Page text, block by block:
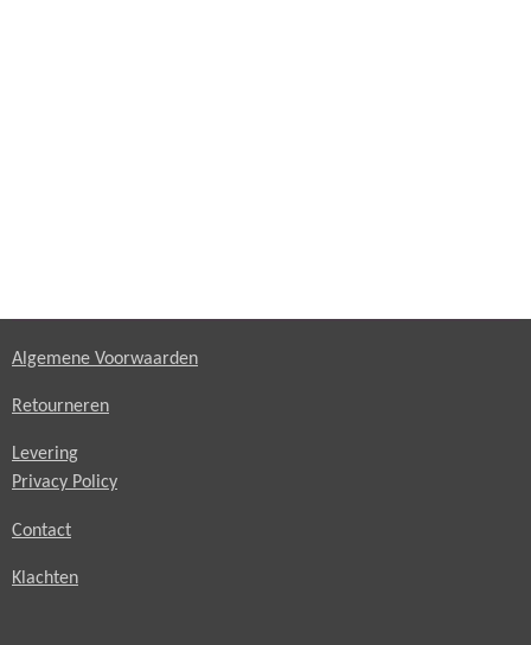
Algemene Voorwaarden
Retourneren
Levering
Privacy Policy
Contact
Klachten